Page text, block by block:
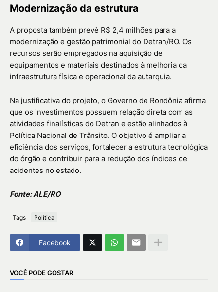
Modernização da estrutura
A proposta também prevê R$ 2,4 milhões para a
modernização e gestão patrimonial do Detran/RO. Os
recursos serão empregados na aquisição de
equipamentos e materiais destinados à melhoria da
infraestrutura física e operacional da autarquia.
Na justificativa do projeto, o Governo de Rondônia afirma
que os investimentos possuem relação direta com as
atividades finalísticas do Detran e estão alinhados à
Política Nacional de Trânsito. O objetivo é ampliar a
eficiência dos serviços, fortalecer a estrutura tecnológica
do órgão e contribuir para a redução dos índices de
acidentes no estado.
Fonte: ALE/RO
Tags Política
Facebook
VOCÊ PODE GOSTAR